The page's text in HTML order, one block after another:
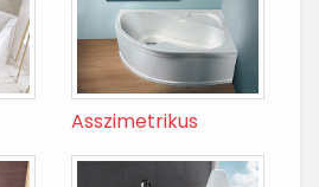
Asszimetrikus